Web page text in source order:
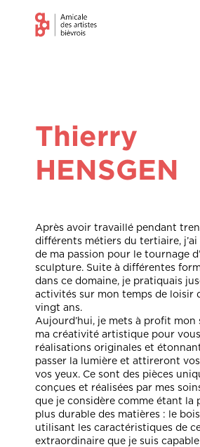
Thierry
HENSGEN
Après avoir travaillé pendant
différents métiers du tertiaire,
de ma passion pour le tournage
sculpture. Suite à différentes
dans ce domaine, je pratiquais
activités sur mon temps de loisir
vingt ans.
Aujourd’hui, je mets à profit mon
ma créativité artistique pour
réalisations originales et
passer la lumière et attireront
vos yeux. Ce sont des pièces
conçues et réalisées par mes
que je considère comme étant la
plus durable des matières : le
utilisant les caractéristiques de
extraordinaire que je suis